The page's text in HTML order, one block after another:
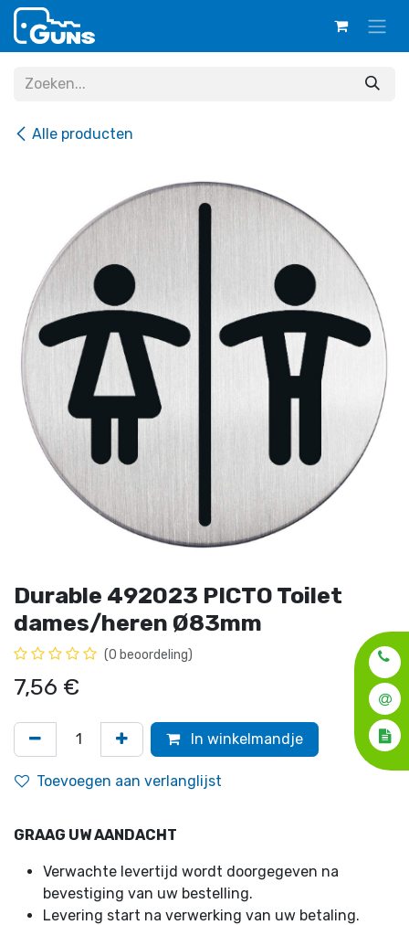
Overslaan naar inhoud
Alle producten
Durable 492023 PICTO Toilet
dames/heren Ø83mm
(0 beoordeling)
7,56 €
In winkelmandje
Toevoegen aan verlanglijst
GRAAG UW AANDACHT
Verwachte levertijd wordt doorgegeven na
bevestiging van uw bestelling.
Levering start na verwerking van uw betaling.